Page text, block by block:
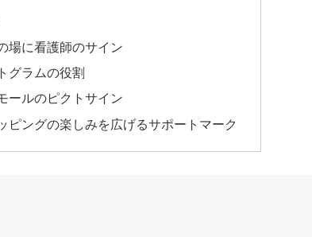
場に看護師のサイン
グラムの役割
ールのピクトサイン
ピングの楽しみを広げるサポートマーク